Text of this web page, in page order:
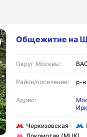
Общежитие на
Округ Москвы:
Район/поселение: р-н
Адрес:
Черкизовская